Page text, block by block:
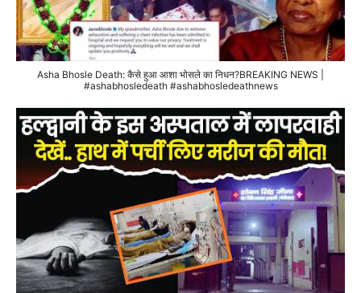
Asha Bhosle Death: कैसे हुआ आशा भोसले का निधन?BREAKING NEWS |
#ashabhosledeath #ashabhosledeathnews